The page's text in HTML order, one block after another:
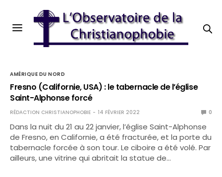
AMÉRIQUE DU NORD
Fresno (Californie, USA) : le tabernacle de l’église
Saint-Alphonse forcé
RÉDACTION CHRISTIANOPHOBIE 14 FÉVRIER 2022 0
Dans la nuit du 21 au 22 janvier, l’église Saint-Alphonse
de Fresno, en Californie, a été fracturée, et la porte du
tabernacle forcée à son tour. Le ciboire a été volé. Par
ailleurs, une vitrine qui abritait la statue de…